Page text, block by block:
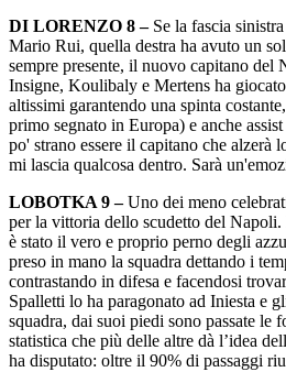
DI LORENZO 8 – Se la fascia
Mario Rui, quella destra ha avuto un
sempre presente, il nuovo capitano
Insigne, Koulibaly e Mertens ha
altissimi garantendo una spinta
primo segnato in Europa) e anche
po' strano essere il capitano che alzerà
mi lascia qualcosa dentro. Sarà
LOBOTKA 9 –Uno dei meno
per la vittoria dello scudetto del
è stato il vero e proprio perno degli
preso in mano la squadra dettando i
contrastando in difesa e facendosi
Spalletti lo ha paragonato ad Iniesta e
squadra, dai suoi piedi sono passate le
statistica che più delle altre dà l’idea
ha disputato: oltre il 90% di passaggi